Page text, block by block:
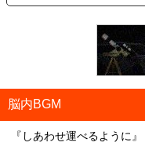
脳内BGM
『しあわせ運べるように』